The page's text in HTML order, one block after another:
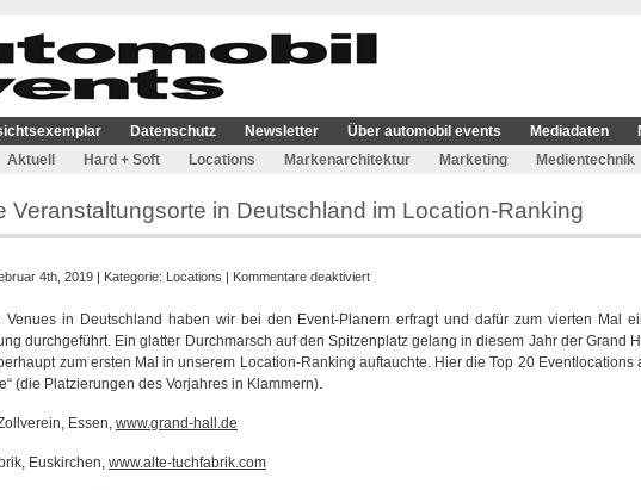
Datenschutz Newsletter Über automobil events Mediadaten
Aktuell Hard + Soft Locations Markenarchitektur Marketing Medientechnik
Veranstaltungsorte in Deutschland im Location-Ranking
4th, 2019 | Kategorie: Locations | Kommentare deaktiviertfür
Veranstaltungsorte
in
Deutschland
Venues in Deutschland haben wir bei den Event-Planern erfragt und dafür zum vierten Mal
durchgeführt. Ein glatter Durchmarsch auf den Spitzenplatz gelang in diesem Jahr der Grand
zum ersten Mal in unserem Location-Ranking auftauchte. Hier die Top 20 Eventlocations
(die Platzierungen des Vorjahres in Klammern).
Essen, www.grand-hall.de
Euskirchen, www.alte-tuchfabrik.com